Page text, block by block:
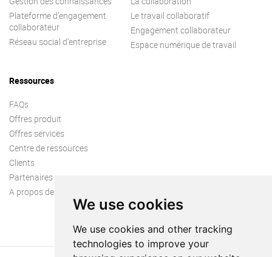
We use cookies
We use cookies and other tracking
technologies to improve your
Plateforme d’engagement
collaborateur
Réseau social d’entreprise
Le travail collaboratif
Engagement collaborateur
Espace numérique de travail
Ressources
FAQs
Offres produit
Offres services
Centre de ressources
Clients
Partenaires
A propos de nous